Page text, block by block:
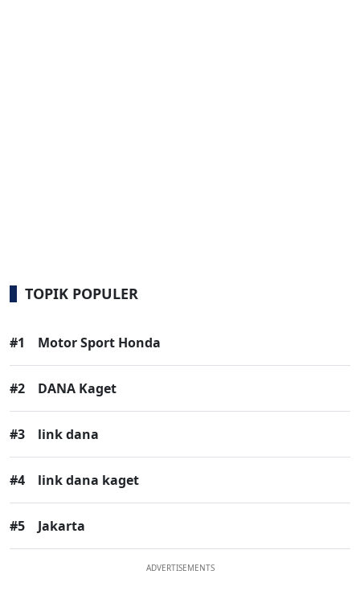
TOPIK POPULER
#1 Motor Sport Honda
#2 DANA Kaget
#3 link dana
#4 link dana kaget
#5 Jakarta
ADVERTISEMENTS